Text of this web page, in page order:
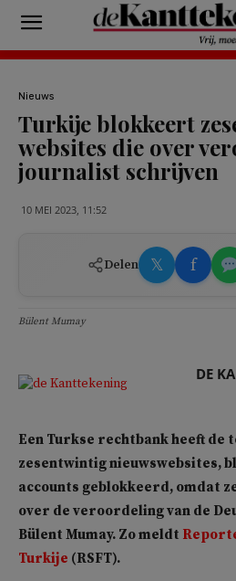
Nieuws
Turkije blokkeert
websites die over
journalist schrijven
10 MEI 2023, 11:52
Delen 𝕏 f
Bülent Mumay
DE
Een Turkse rechtbank heeft de
zesentwintig nieuwswebsites,
accounts geblokkeerd, omdat
over de veroordeling van de
Bülent Mumay. Zo meldt
Turkije (RSFT).